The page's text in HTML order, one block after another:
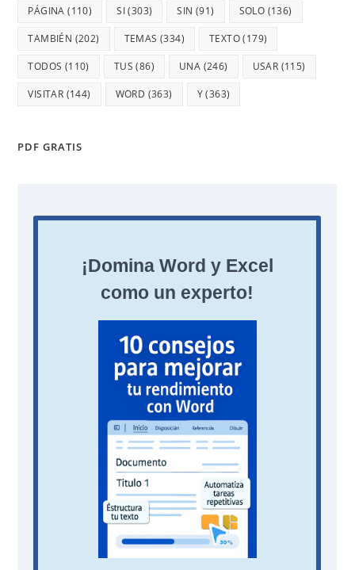
PÁGINA (110) SI(303) SIN (91) SOLO (136)
TAMBIÉN (202) TEMAS (334) TEXTO(179)
TODOS (110) TUS (86) UNA (246) USAR (115)
VISITAR (144) WORD (363) Y(363)
PDF GRATIS